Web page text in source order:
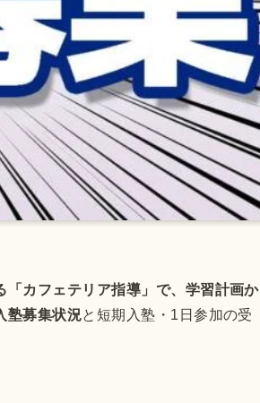
カフェテリア指導」で、学習計画か
塾募集状況と短期入塾・1日参加の受